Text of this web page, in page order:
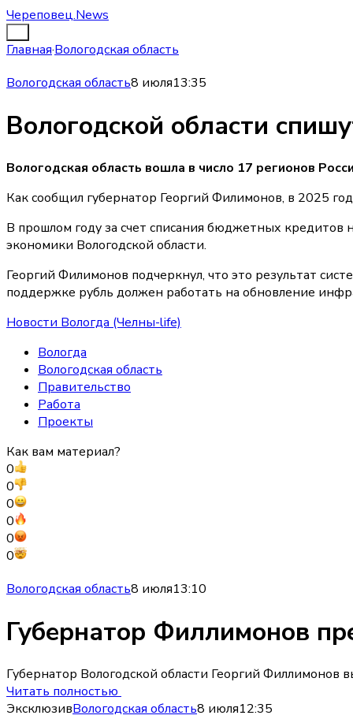
Череповец.News
Главная·Вологодская область
Вологодская область8 июля13:35
Вологодской области
Вологодская область вошла в число 17 регионов
Как сообщил губернатор Георгий Филимонов, в 2025
В прошлом году за счет списания бюджетных
экономики Вологодской области.
Георгий Филимонов подчеркнул, что это результат
поддержке рубль должен работать на обновление
Новости Вологда (Челны-life)
Вологда
Вологодская область
Правительство
Работа
Проекты
Как вам материал?
0
0
0
0
0
0
Вологодская область8 июля13:10
Губернатор Филлимонов
Губернатор Вологодской области Георгий Филлимонов
Читать полностью
ЭксклюзивВологодская область8 июля12:35